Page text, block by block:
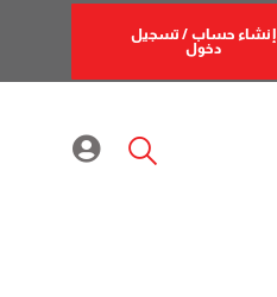
إنشاء حساب / تسجيل
دخول